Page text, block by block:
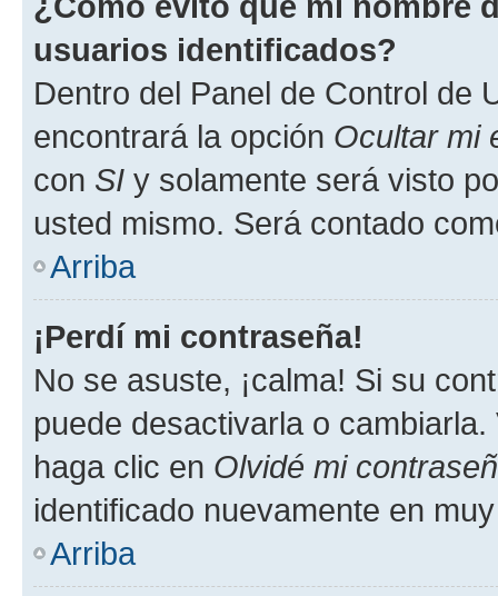
usuarios identificados?
Dentro del Panel de Control de
encontrará la opción Ocultar mi
con SI y solamente será visto
usted mismo. Será contado
Arriba
¡Perdí mi contraseña!
No se asuste, ¡calma! Si su
puede desactivarla o
haga clic en Olvidé mi
identificado nuevamente en
Arriba